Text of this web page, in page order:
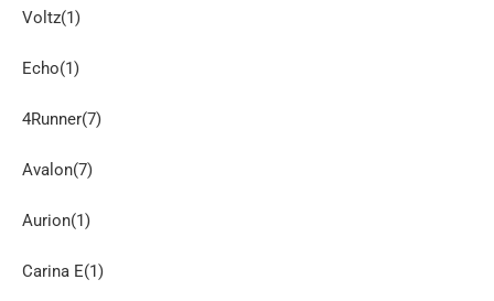
Voltz(1)
Echo(1)
4Runner(7)
Avalon(7)
Aurion(1)
Carina E(1)